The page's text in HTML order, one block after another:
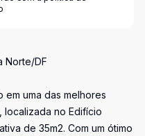
Norte/DF
uma das melhores
localizada no Edifício
de 35m2. Com um ótimo